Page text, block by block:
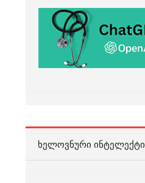
ᲮᲔᲚᲝᲕᲜᲣᲠᲘ ᲘᲜᲢᲔᲚᲔᲥᲢᲘ